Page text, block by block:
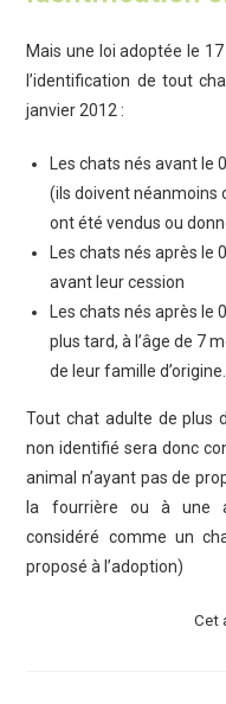
Mais une loi adoptée le
l’identification de tout
janvier 2012 :
Les chats nés avant
(ils doivent néanmoins
ont été vendus ou
Les chats nés après
avant leur cession
Les chats nés après
plus tard, à l’âge de 7
de leur famille d’origine.
Tout chat adulte de plus
non identifié sera donc
animal n’ayant pas de
la fourrière ou à une
considéré comme un
proposé à l’adoption)
Cet